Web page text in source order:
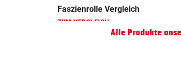
ZUM VERGLEICH
Alle Produkte